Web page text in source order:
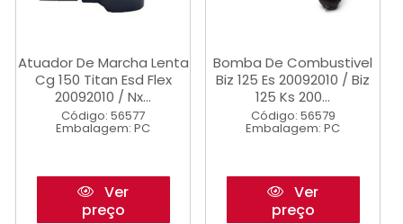
Atuador De Marcha Lenta
Cg 150 Titan Esd Flex
20092010 / Nx...
Código: 56577
Embalagem: PC
Ver
preço
Bomba De Combustivel
Biz 125 Es 20092010 / Biz
125 Ks 200...
Código: 56579
Embalagem: PC
Ver
preço